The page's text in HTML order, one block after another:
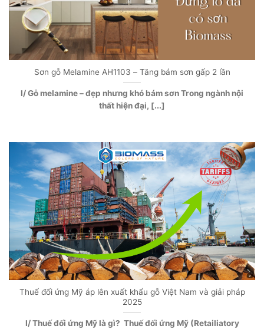
Sơn gỗ Melamine AH1103 – Tăng bám sơn gấp 2 lần
I/ Gỗ melamine – đẹp nhưng khó bám sơn Trong ngành nội
thất hiện đại, [...]
Thuế đối ứng Mỹ áp lên xuất khẩu gỗ Việt Nam và giải pháp
2025
I/ Thuế đối ứng Mỹ là gì? Thuế đối ứng Mỹ (Retailiatory